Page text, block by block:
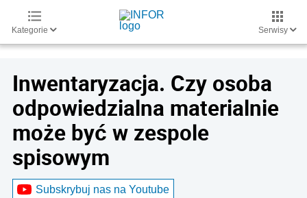
Kategorie Serwisy
Inwentaryzacja. Czy osoba
odpowiedzialna materialnie
może być w zespole
spisowym
Subskrybuj nas na Youtube